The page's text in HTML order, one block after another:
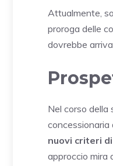
Attualmente,
proroga delle
dovrebbe
Nel corso della
concessionaria
nuovi criteri
approccio mira